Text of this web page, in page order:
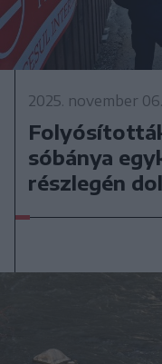
2025. november
sóbánya
részlegén